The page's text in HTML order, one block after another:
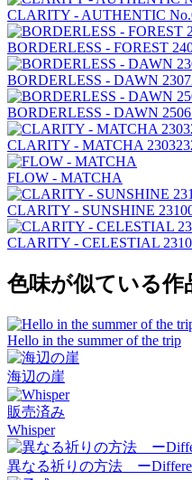
CLARITY - AUTHENTIC
BORDERLESS - FOREST
BORDERLESS - DAWN
BORDERLESS - DAWN
CLARITY - MATCHA
FLOW - MATCHA
CLARITY - SUNSHINE
CLARITY - CELESTIAL
色味が似ている作
Hello in the summer of the trip
海辺の崖
販売済み
Whisper
異なる祈りの方法 ー